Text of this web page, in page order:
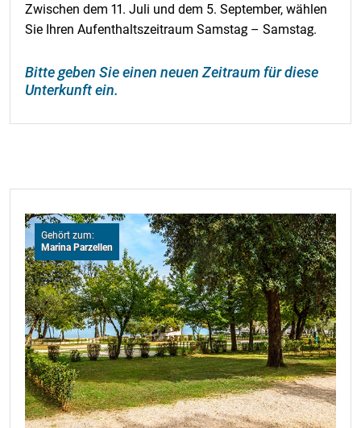
Zwischen dem 11. Juli und dem 5. September, wählen
Sie Ihren Aufenthaltszeitraum Samstag – Samstag.
Bitte geben Sie einen neuen Zeitraum für diese
Unterkunft ein.
Gehört zum:
Marina Parzellen